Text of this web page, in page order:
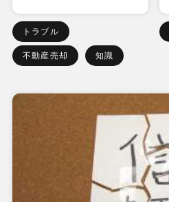
トラブル
不動産売却 知識